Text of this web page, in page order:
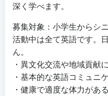
深く学べます。
募集対象：小学生からシ
活動中は全て英語です。
ん。
・異文化交流や地域貢献
・基本的な英語コミュニ
・健康で適度な体力があ